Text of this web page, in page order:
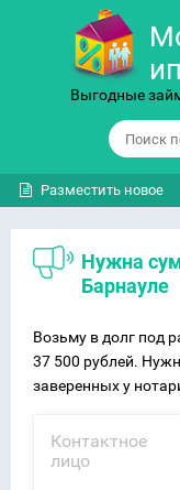
Выгодные
Разместить новое
Нужна сумма 400000 рублей в
Барнауле
Возьму в долг под
37 500 рублей.
заверенных у
Контактное
лицо